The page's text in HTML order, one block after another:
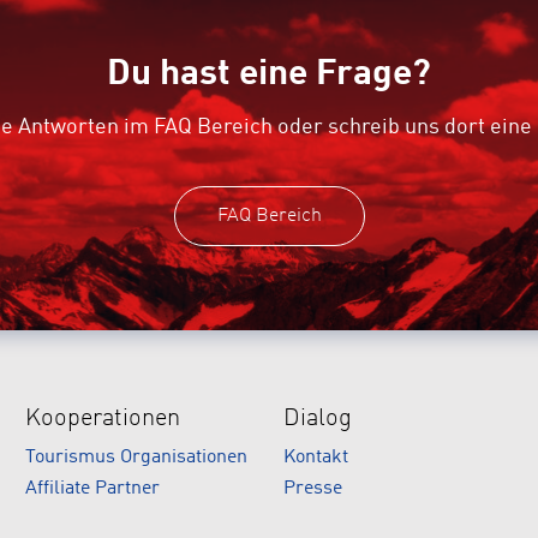
Du hast eine Frage?
Antworten im FAQ Bereich oder schreib uns dort
FAQ Bereich
Kooperationen
Tourismus Organisationen
Affiliate Partner
Dialog
Kontakt
Presse